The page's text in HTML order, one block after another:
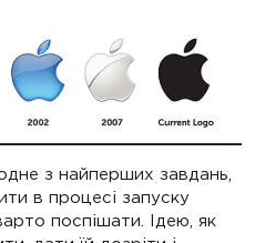
з найперших завдань,
в процесі запуску
поспішати. Ідею, як